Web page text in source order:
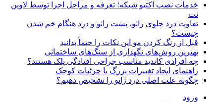
خدمات نصب اکتیو شبکه؛ تعرفه و مراحل اجرا توسط لاوین
نت
تفاوت درد جلوی زانو، پشت زانو و درد هنگام خم شدن
چیست؟
قبل از رنگ کردن مو این نکات را حتماً بدانید
بهترین روش‌های نگهداری از سنگ‌های ساختمانی
چه افرادی کاندید مناسب جراحی افتادگی پلک هستند؟
راهنمای ایجاد تغییرات بزرگ با جزئیات کوچک
چگونه علت اصلی درد زانو را تشخیص دهیم؟
ورود